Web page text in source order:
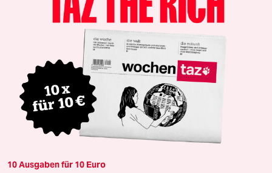
10 Ausgaben für 10 Euro